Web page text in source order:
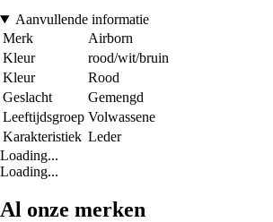
Aanvullende informatie
Merk
Airborn
Kleur
rood/wit/bruin
Kleur
Rood
Geslacht
Gemengd
Leeftijdsgroep Volwassene
Karakteristiek Leder
Loading...
Loading...
Al onze merken